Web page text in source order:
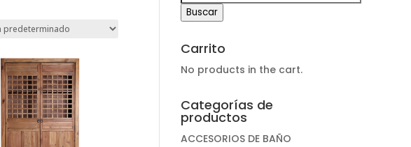
por:
Buscar
Carrito
No products in the cart.
Categorías de
productos
ACCESORIOS DE BAÑO